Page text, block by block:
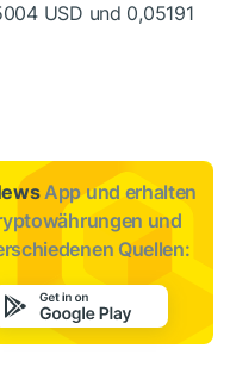
USD und 0,05191
App und erhalten
und
Quellen: